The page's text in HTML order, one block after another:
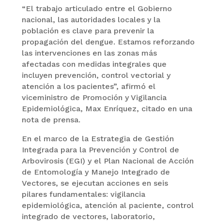
“El trabajo articulado entre el Gobierno
nacional, las autoridades locales y la
población es clave para prevenir la
propagación del dengue. Estamos reforzando
las intervenciones en las zonas más
afectadas con medidas integrales que
incluyen prevención, control vectorial y
atención a los pacientes”, afirmó el
viceministro de Promoción y Vigilancia
Epidemiológica, Max Enríquez, citado en una
nota de prensa.
En el marco de la Estrategia de Gestión
Integrada para la Prevención y Control de
Arbovirosis (EGI) y el Plan Nacional de Acción
de Entomología y Manejo Integrado de
Vectores, se ejecutan acciones en seis
pilares fundamentales: vigilancia
epidemiológica, atención al paciente, control
integrado de vectores, laboratorio,